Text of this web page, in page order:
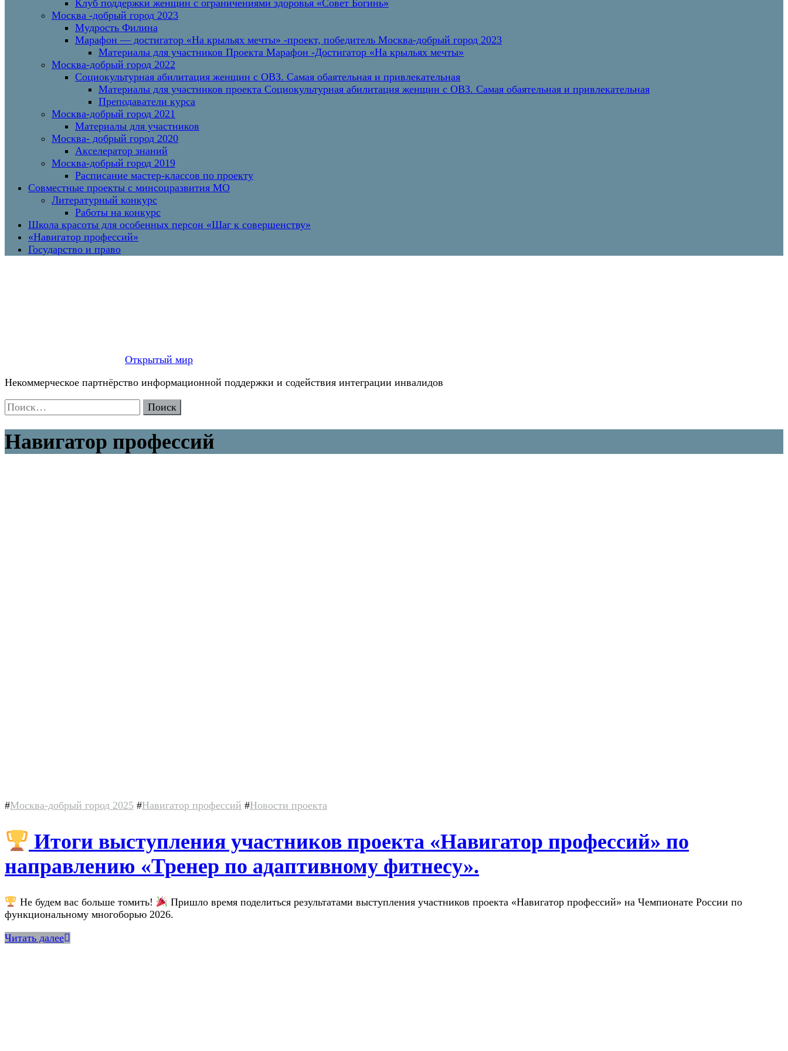
Клуб поддержки женщин с ограничениями здоровья «Совет Богинь»
Москва -добрый город 2023
Мудрость Филина
Марафон — достигатор «На крыльях мечты» -проект, победитель Москва-добрый город 2023
Материалы для участников Проекта Марафон -Достигатор «На крыльях мечты»
Москва-добрый город 2022
Социокультурная абилитация женщин с ОВЗ. Самая обаятельная и привлекательная
Материалы для участников проекта Социокультурная абилитация женщин с ОВЗ. Самая обаятельная и привлекательная
Преподаватели курса
Москва-добрый город 2021
Материалы для участников
Москва- добрый город 2020
Акселератор знаний
Москва-добрый город 2019
Расписание мастер-классов по проекту
Совместные проекты с минсоцразвития МО
Литературный конкурс
Работы на конкурс
Школа красоты для особенных персон «Шаг к совершенству»
«Навигатор профессий»
Государство и право
Открытый мир
Некоммерческое партнёрство информационной поддержки и содействия интеграции инвалидов
Найти:
Навигатор профессий
#Москва-добрый город 2025 #Навигатор профессий #Новости проекта
Итоги выступления участников проекта «Навигатор профессий» по
направлению «Тренер по адаптивному фитнесу».
Не будем вас больше томить!
Пришло время поделиться результатами выступления участников проекта «Навигатор профессий» на Чемпионате России по
функциональному многоборью 2026.
Читать далее